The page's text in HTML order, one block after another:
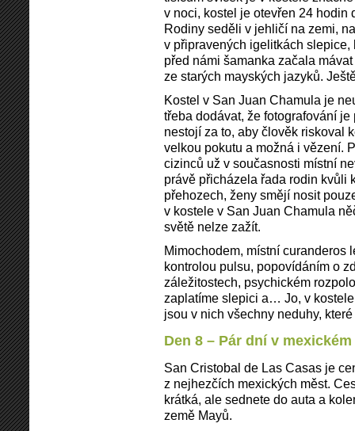
v noci, kostel je otevřen 24 hodin
Rodiny seděli v jehličí na zemi,
v připravených igelitkách
před námi šamanka začala
ze starých mayských jazyků.
Kostel v San Juan Chamula je
třeba dodávat, že fotografování
nestojí za to, aby člověk riskoval
velkou pokutu a možná i vězení.
cizinců už v současnosti místní
právě přicházela řada rodin kvůli
přehozech, ženy smějí nosit
v kostele v San Juan Chamula
světě nelze zažít.
Mimochodem, místní curanderos
kontrolou pulsu, popovídáním o
záležitostech, psychickém
zaplatíme slepici a… Jo, v
jsou v nich všechny neduhy,
Den 8 – Pár dní v
San Cristobal de Las Casas je
z nejhezčích mexických měst.
krátká, ale sednete do auta a
země Mayů.